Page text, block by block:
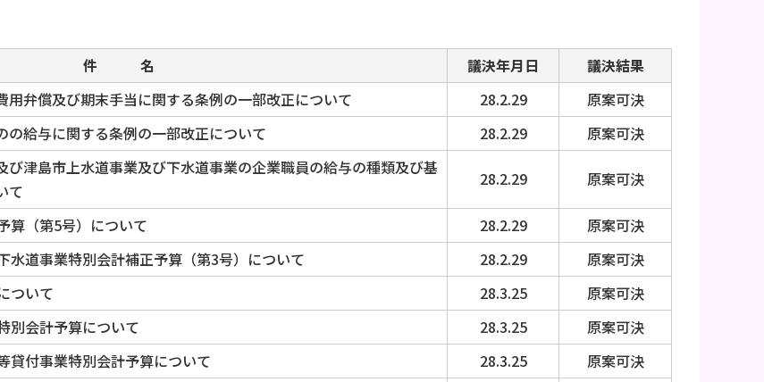
件 名 議決年月日
議決結果
用弁償及び期末手当に関する条例の一部改正について 28.2.29
原案可決
の給与に関する条例の一部改正について 28.2.29 原案可決
び津島市上水道事業及び下水道事業の企業職員の給与の種類及び基
て
28.2.29 原案可決
算（第5号）について 28.2.29
原案可決
水道事業特別会計補正予算（第3号）について 28.2.29
原案可決
ついて 28.3.25
原案可決
別会計予算について 28.3.25
原案可決
貸付事業特別会計予算について 28.3.25
原案可決